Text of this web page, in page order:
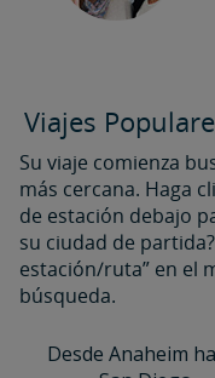
Viajes
Su viaje comienza
más cercana. Haga
de estación debajo
su ciudad de
estación/ruta” en el
búsqueda.
Desde Anaheim